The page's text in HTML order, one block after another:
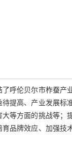
呼伦贝尔市柞蚕
提高、产业发展
等方面的挑战等
品牌效应、加强